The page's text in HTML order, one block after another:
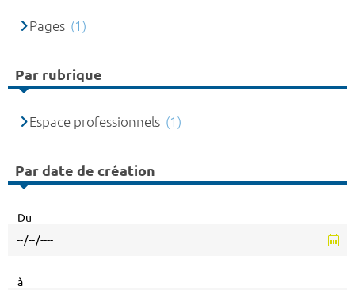
Pages (1)
Par rubrique
Espace professionnels (1)
Par date de création
Du
à